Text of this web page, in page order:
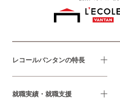
レコールバンタンの特長
就職実績・就職支援